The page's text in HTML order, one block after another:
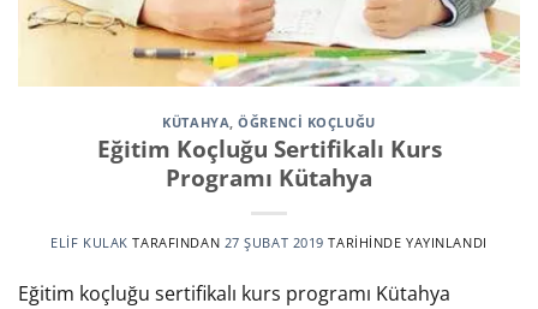
KÜTAHYA ,ÖĞRENCI KOÇLUĞU
Eğitim Koçluğu Sertifikalı Kurs
Programı Kütahya
ELIF KULAK TARAFINDAN 27 ŞUBAT 2019 TARIHINDE YAYINLANDI
Eğitim koçluğu sertifikalı kurs programı Kütahya